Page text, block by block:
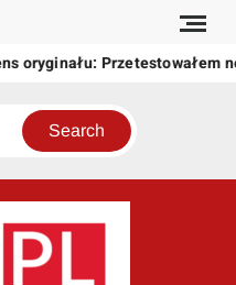
Przetestowałem